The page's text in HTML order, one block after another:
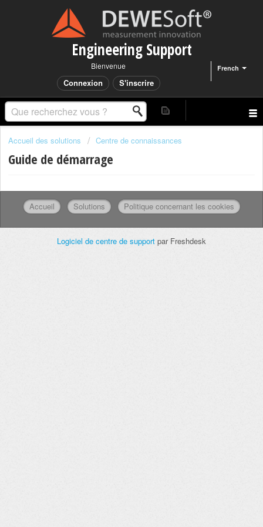
Engineering Support
French
Bienvenue
Connexion S'inscrire
Accueil des solutions Centre de connaissances
Guide de démarrage
Accueil Solutions Politique concernant les cookies
Logiciel de centre de support par Freshdesk